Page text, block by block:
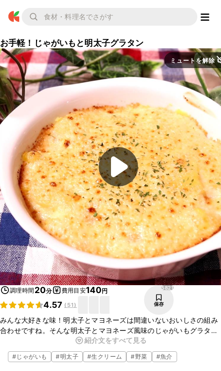
お手軽！じゃがいもと明太子グラタン
ミュートを解除
調理時間 20分 費用目安140円
4.57 ( 51)
5821
保存
みんな大好きな味！明太子とマヨネーズは間違いないおいしさの組み
合わせですね。そんな明太子とマヨネーズ風味のじゃがいもグラタン
をご紹介いたします。グラタンのソースをパンにつけながら食べても
おいしいですよ。
紹介文をすべて見る
#じゃがいも #明太子 #生クリーム #野菜 #魚介